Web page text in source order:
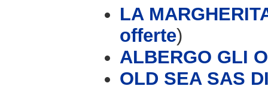
LA
offerte)
ALBERGO GLI
OLD SEA SAS